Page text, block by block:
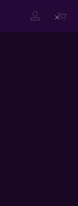
Close